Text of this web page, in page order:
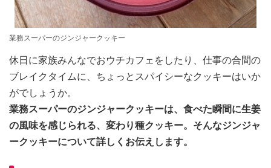
業務スーパーのジンジャークッキー
休日に家族みんなでおウチカフェをしたり、仕事の合間の
ブレイクタイムに、ちょっとスパイシーなクッキーはいか
がでしょうか。
業務スーパーのジンジャークッキーは、食べた瞬間に生姜
の風味を感じられる、変わり種クッキー。そんなジンジャ
ークッキーについて詳しくお伝えします。